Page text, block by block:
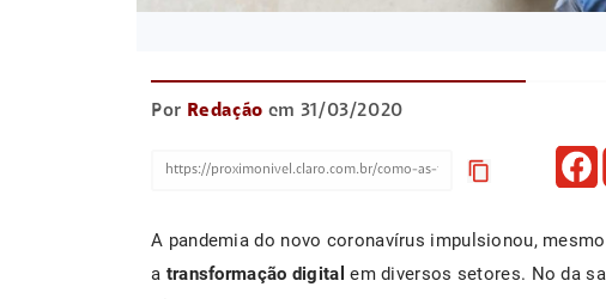
Por Redação em 31/03/2020
content_copy
A pandemia do novo coronavírus impulsionou,
a transformação digitalem diversos setores. No da